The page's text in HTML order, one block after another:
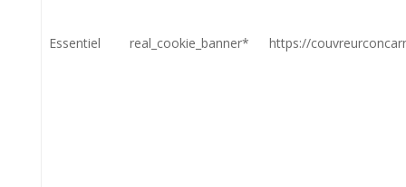
Essentiel real_cookie_banner* https://